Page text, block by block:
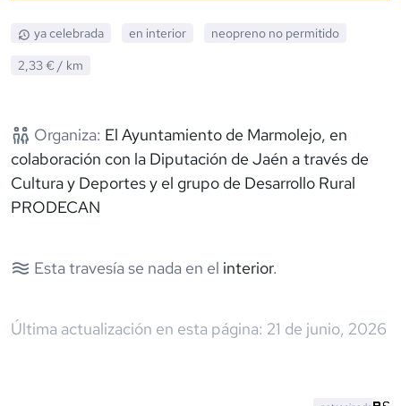
ya celebrada en interior neopreno no permitido
2,33 € / km
Organiza: El Ayuntamiento de Marmolejo, en
colaboración con la Diputación de Jaén a través de
Cultura y Deportes y el grupo de Desarrollo Rural
PRODECAN
Esta travesía se nada en el interior.
Última actualización en esta página: 21 de junio, 2026